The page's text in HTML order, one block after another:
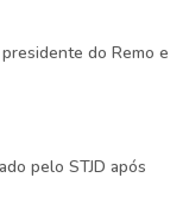
do Remo e
pelo STJD após